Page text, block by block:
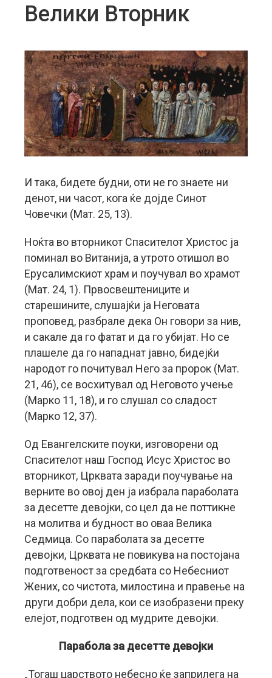
Велики Вторник
И така, бидете будни, оти не го знаете ни
денот, ни часот, кога ќе дојде Синот
Човечки (Мат. 25, 13).
Ноќта во вторникот Спасителот Христос ја
поминал во Витанија, а утрото отишол во
Ерусалимскиот храм и поучувал во храмот
(Мат. 24, 1). Првосвештениците и
старешините, слушајќи ја Неговата
проповед, разбрале дека Он говори за нив,
и сакале да го фатат и да го убијат. Но се
плашеле да го нападнат јавно, бидејќи
народот го почитувал Него за пророк (Мат.
21, 46), се восхитувал од Неговото учење
(Марко 11, 18), и го слушал со сладост
(Марко 12, 37).
Од Евангелските поуки, изговорени од
Спасителот наш Господ Исус Христос во
вторникот, Црквата заради поучување на
верните во овој ден ја избрала параболата
за десетте девојки, со цел да не поттикне
на молитва и будност во оваа Велика
Седмица. Со параболата за десетте
девојки, Црквата не повикува на постојана
подготвеност за средбата со Небесниот
Жених, со чистота, милостина и правење на
други добри дела, кои се изобразени преку
елејот, подготвен од мудрите девојки.
Парабола за десетте девојки
„Тогаш царството небесно ќе заприлега на